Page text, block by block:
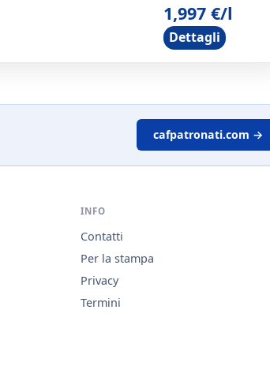
1,997 €/l
Dettagli
cafpatronati.com →
INFO
Contatti
Per la stampa
Privacy
Termini